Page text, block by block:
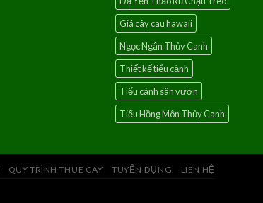
Giá cây cau hawaii
Ngọc Ngân Thủy Canh
Thiết kế tiểu cảnh
Tiểu cảnh sân vườn
Tiểu Hồng Môn Thủy Canh
QUY TRÌNH THUÊ CÂY TUYỂN DỤNG LIÊN HỆ